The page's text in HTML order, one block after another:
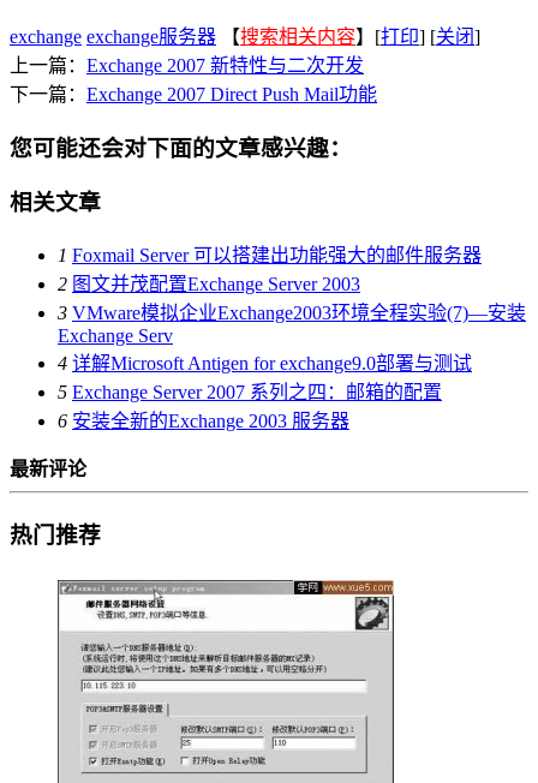
exchange exchange服务器 【搜索相关内容】[打印] [关闭]
上一篇： Exchange 2007 新特性与二次开发
下一篇： Exchange 2007 Direct Push Mail功能
您可能还会对下面的文章感兴趣：
相关文章
1 Foxmail Server 可以搭建出功能强大的邮件服务器
2 图文并茂配置Exchange Server 2003
3 VMware模拟企业Exchange2003环境全程实验(7)—安装
Exchange Serv
4 详解Microsoft Antigen for exchange9.0部署与测试
5 Exchange Server 2007 系列之四：邮箱的配置
6 安装全新的Exchange 2003 服务器
最新评论
热门推荐